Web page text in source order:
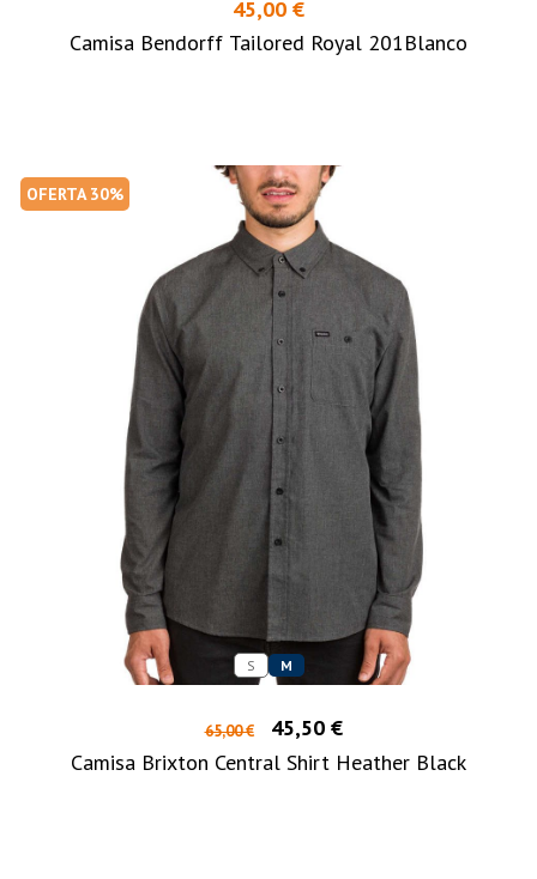
45,00 €
Camisa Bendorff Tailored Royal 201Blanco
OFERTA 30%
S M
65,00 €
45,50 €
Camisa Brixton Central Shirt Heather Black